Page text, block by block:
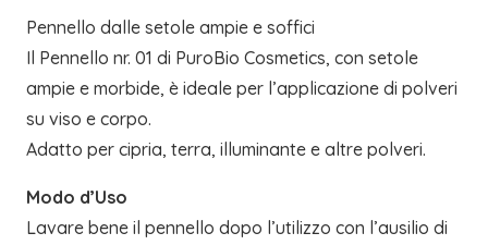
Pennello dalle setole ampie e soffici
Il Pennello nr. 01 di PuroBio Cosmetics, con setole
ampie e morbide, è ideale per l’applicazione di polveri
su viso e corpo.
Adatto per cipria, terra, illuminante e altre polveri.
Modo d’Uso
Lavare bene il pennello dopo l’utilizzo con l’ausilio di